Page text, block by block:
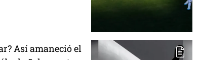
Así amaneció el